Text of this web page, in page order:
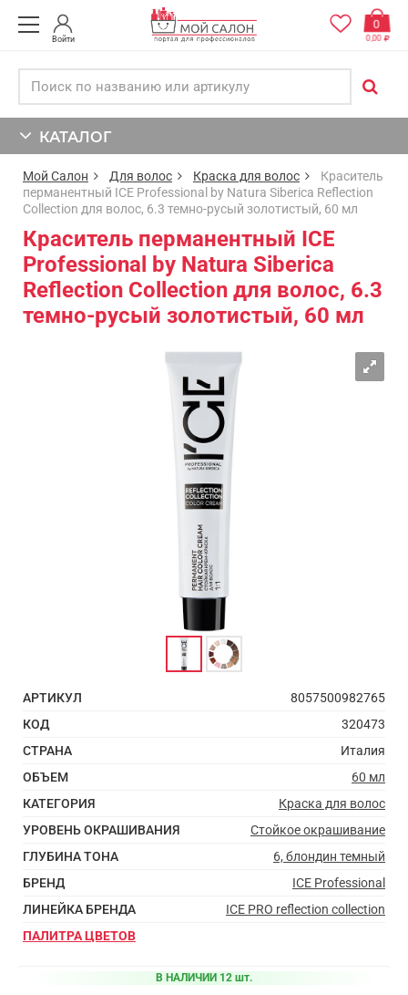
Войти
0
0,00
КАТАЛОГ
Мой Салон Для волос Краска для волос
Краситель
перманентный ICE Professional by Natura Siberica Reflection
Collection для волос, 6.3 темно-русый золотистый, 60 мл
Краситель перманентный ICE
Professional by Natura Siberica
Reflection Collection для волос, 6.3
темно-русый золотистый, 60 мл
АРТИКУЛ
8057500982765
КОД
320473
СТРАНА
Италия
ОБЪЕМ
60 мл
КАТЕГОРИЯ
Краска для волос
УРОВЕНЬ ОКРАШИВАНИЯ
Стойкое окрашивание
ГЛУБИНА ТОНА
6, блондин темный
БРЕНД
ICE Professional
ЛИНЕЙКА БРЕНДА
ICE PRO reflection collection
ПАЛИТРА ЦВЕТОВ
В НАЛИЧИИ 12 шт.